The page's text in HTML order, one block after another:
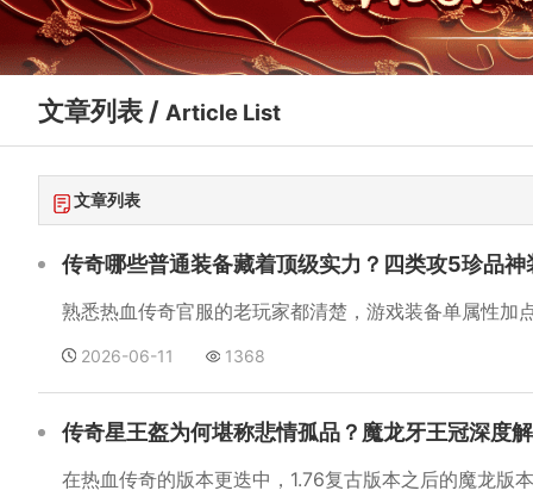
文章列表 / Article List
文章列表
传奇哪些普通装备藏着顶级实力？四类攻5珍品神
2026-06-11 1368
传奇星王盔为何堪称悲情孤品？魔龙牙王冠深度